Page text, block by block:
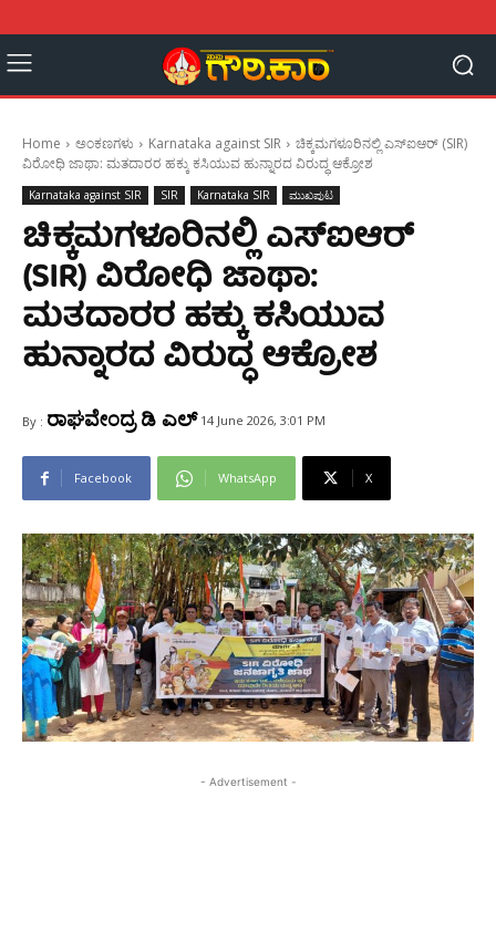
Home ಅಂಕಣಗಳು Karnataka against SIR
ಚಿಕ್ಕಮಗಳೂರಿನಲ್ಲಿ ಎಸ್‌ಐಆರ್ (SIR)
ವಿರೋಧಿ ಜಾಥಾ: ಮತದಾರರ ಹಕ್ಕು ಕಸಿಯುವ ಹುನ್ನಾರದ ವಿರುದ್ಧ ಆಕ್ರೋಶ
Karnataka against SIR SIR Karnataka SIR ಮುಖಪುಟ
ಚಿಕ್ಕಮಗಳೂರಿನಲ್ಲಿ ಎಸ್‌ಐಆರ್
(SIR) ವಿರೋಧಿ ಜಾಥಾ:
ಮತದಾರರ ಹಕ್ಕು ಕಸಿಯುವ
ಹುನ್ನಾರದ ವಿರುದ್ಧ ಆಕ್ರೋಶ
By : ರಾಘವೇಂದ್ರ ಡಿ ಎಲ್ 14 June 2026, 3:01 PM
Facebook WhatsApp X
- Advertisement -